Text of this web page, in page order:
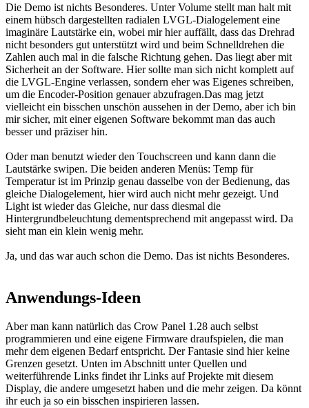
Die Demo ist nichts Besonderes. Unter Volume stellt man halt mit
einem hübsch dargestellten radialen LVGL-Dialogelement eine
imaginäre Lautstärke ein, wobei mir hier auffällt, dass das Drehrad
nicht besonders gut unterstützt wird und beim Schnelldrehen die
Zahlen auch mal in die falsche Richtung gehen. Das liegt aber mit
Sicherheit an der Software. Hier sollte man sich nicht komplett auf
die LVGL-Engine verlassen, sondern eher was Eigenes schreiben,
um die Encoder-Position genauer abzufragen.Das mag jetzt
vielleicht ein bisschen unschön aussehen in der Demo, aber ich bin
mir sicher, mit einer eigenen Software bekommt man das auch
besser und präziser hin.
Oder man benutzt wieder den Touchscreen und kann dann die
Lautstärke swipen. Die beiden anderen Menüs: Temp für
Temperatur ist im Prinzip genau dasselbe von der Bedienung, das
gleiche Dialogelement, hier wird auch nicht mehr gezeigt. Und
Light ist wieder das Gleiche, nur dass diesmal die
Hintergrundbeleuchtung dementsprechend mit angepasst wird. Da
sieht man ein klein wenig mehr.
Ja, und das war auch schon die Demo. Das ist nichts Besonderes.
Anwendungs-Ideen
Aber man kann natürlich das Crow Panel 1.28 auch selbst
programmieren und eine eigene Firmware draufspielen, die man
mehr dem eigenen Bedarf entspricht. Der Fantasie sind hier keine
Grenzen gesetzt. Unten im Abschnitt unter Quellen und
weiterführende Links findet ihr Links auf Projekte mit diesem
Display, die andere umgesetzt haben und die mehr zeigen. Da könnt
ihr euch ja so ein bisschen inspirieren lassen.